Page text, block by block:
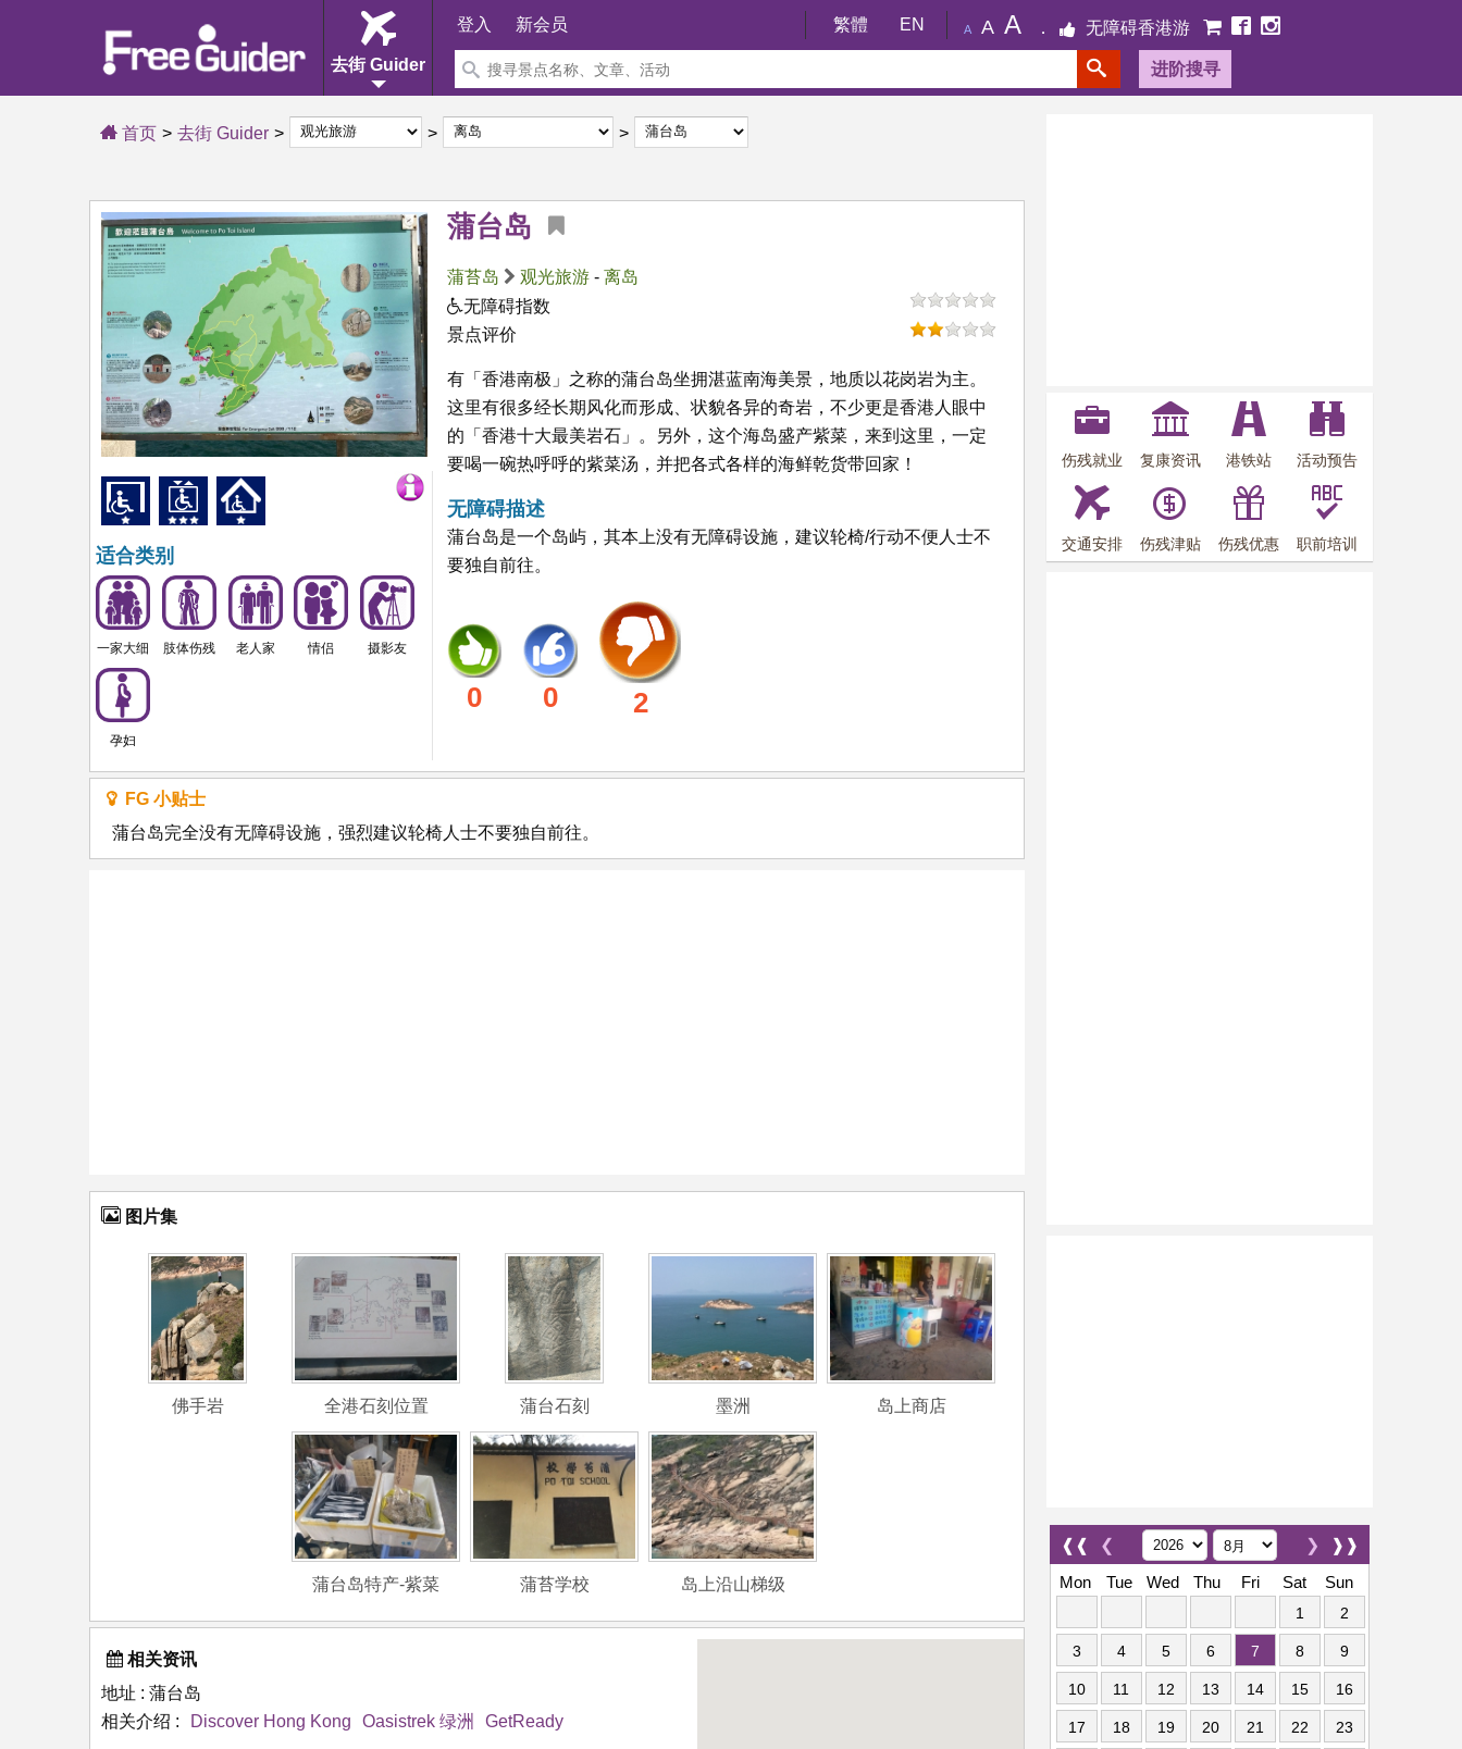
去街 Guider
登入 新会员 繁體 EN A A A 无障碍香港游
进阶搜寻
首页 去街 Guider
蒲台岛
蒲苔岛 观光旅游 - 离岛
无障碍指数
景点评价
适合类别
一家大细 肢体伤残 老人家 情侣 摄影友
孕妇
有「香港南极」之称的蒲台岛坐拥湛蓝南海美景，地质以花岗岩为主。
这里有很多经长期风化而形成、状貌各异的奇岩，不少更是香港人眼中
的「香港十大最美岩石」。另外，这个海岛盛产紫菜，来到这里，一定
要喝一碗热呼呼的紫菜汤，并把各式各样的海鲜乾货带回家！
无障碍描述
蒲台岛是一个岛屿，其本上没有无障碍设施，建议轮椅/行动不便人士不
要独自前往。
0 0 2
FG 小贴士
蒲台岛完全没有无障碍设施，强烈建议轮椅人士不要独自前往。
图片集
佛手岩 全港石刻位置 蒲台石刻 墨洲 岛上商店
蒲台岛特产-紫菜 蒲苔学校 岛上沿山梯级
相关资讯
地址 : 蒲台岛
相关介绍 :
Discover Hong Kong Oasistrek 绿洲 GetReady
伤残就业 复康资讯 港铁站 活动预告
交通安排 伤残津贴 伤残优惠 职前培训
❰❰ ❮ ❱❱
❯
Mon
Tue Wed Thu Fri Sat Sun
1 2
3 4 5 6 7 8 9
10 11 12 13 14 15 16
17 18 19 20 21 22 23